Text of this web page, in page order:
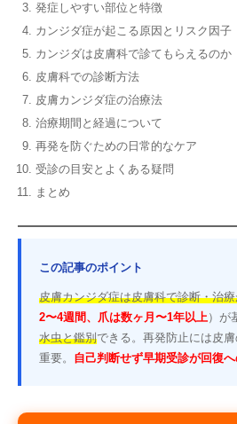
発症しやすい部位と特徴
カンジダ症が起こる原因とリスク因子
カンジダは皮膚科で診てもらえるのか
皮膚科での診断方法
皮膚カンジダ症の治療法
治療期間と経過について
再発を防ぐための日常的なケア
受診の目安とよくある疑問
まとめ
この記事のポイント
皮膚カンジダ症は皮膚科で診断・治
2〜4週間、爪は数ヶ月〜1年以上）が
水虫と鑑別できる。再発防止には皮
重要。 自己判断せず早期受診が回復へ